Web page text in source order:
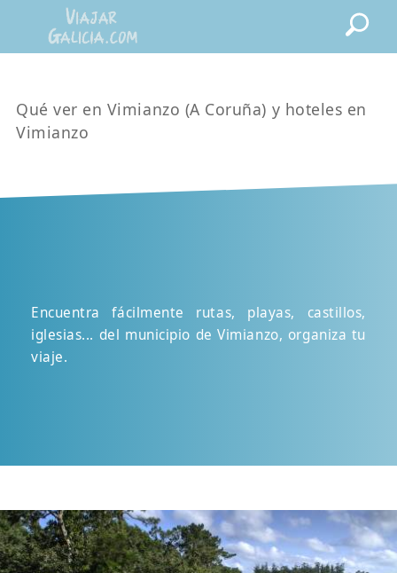
Qué ver en Vimianzo (A Coruña) y hoteles en
Vimianzo
Encuentra fácilmente rutas, playas, castillos,
iglesias... del municipio de Vimianzo, organiza tu
viaje.